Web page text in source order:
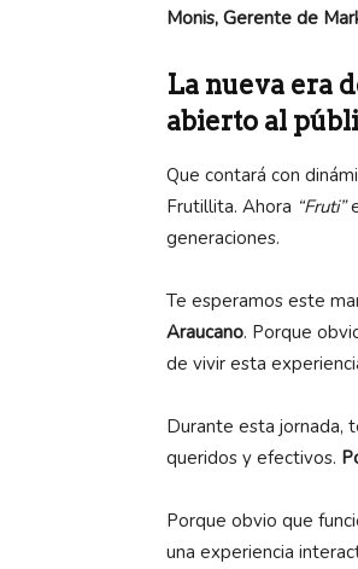
Monis, Gerente de
La nueva era
abierto al
Que contará con
Frutillita. Ahora “Fruti”
generaciones.
Te esperamos este
Araucano. Porque
de vivir esta
Durante esta jornada,
queridos y efectivos.
Porque obvio que
una experiencia